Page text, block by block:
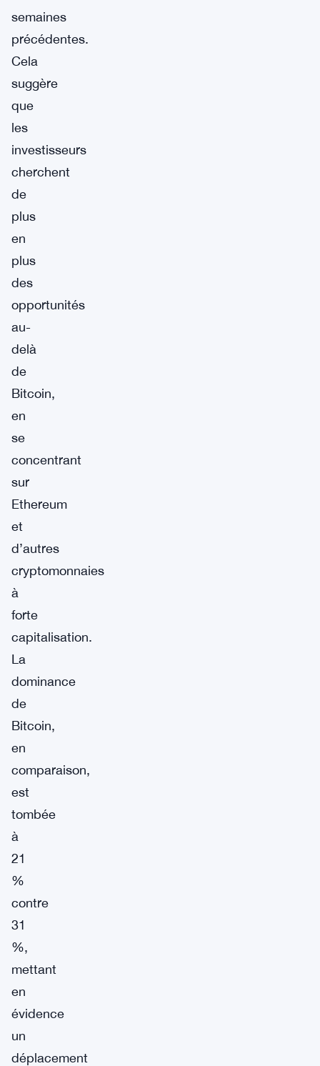
semaines
précédentes.
Cela
suggère
que
les
investisseurs
cherchent
de
plus
en
plus
des
opportunités
au-
delà
de
Bitcoin,
en
se
concentrant
sur
Ethereum
et
d’autres
cryptomonnaies
à
forte
capitalisation.
La
dominance
de
Bitcoin,
en
comparaison,
est
tombée
à
21
%
contre
31
%,
mettant
en
évidence
un
déplacement